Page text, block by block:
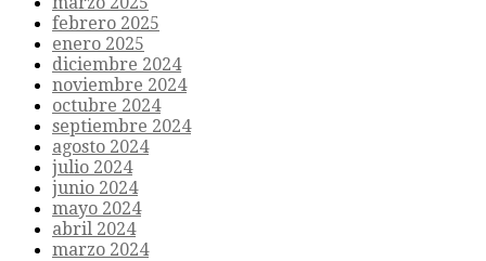
febrero 2025
enero 2025
diciembre 2024
noviembre 2024
octubre 2024
septiembre 2024
agosto 2024
julio 2024
junio 2024
mayo 2024
abril 2024
marzo 2024